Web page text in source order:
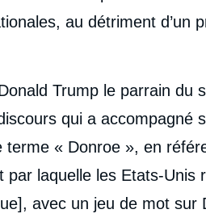
au détriment d’un
Trump le parrain du
qui a accompagné
terme « Donroe », en
laquelle les Etats-Unis
avec un jeu de mot sur